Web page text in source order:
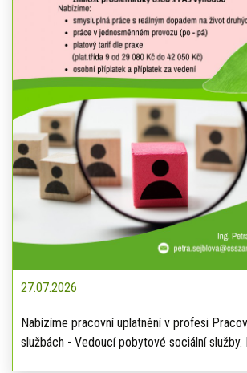
27.07.2026
Nabízíme pracovní uplatnění v profesi
službách - Vedoucí pobytové sociální služby.